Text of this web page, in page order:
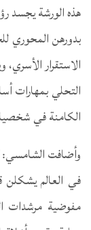
هذه الورشة يجسد
بدورهن المحوري
الاستقرار
التحلي بمهارات
الكامنة في
في العالم يشكلن
مفوضية مرشدات